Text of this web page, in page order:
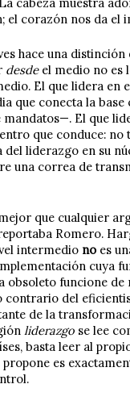
el corazón nos da el
hace una distinción
desde el medio no es
El que lidera en
que conecta la
El que
que conduce: no
del liderazgo en su
una correa de
que cualquier
Romero.
intermedio no es
cuya
obsoleto funcione de
contrario del
de la
liderazgo se lee
basta leer al
es